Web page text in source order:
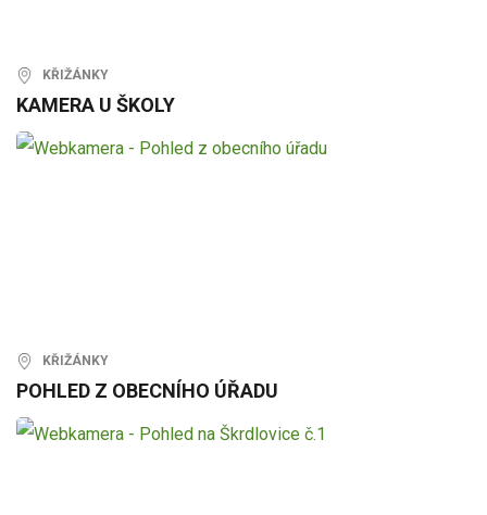
KŘIŽÁNKY
KAMERA U ŠKOLY
KŘIŽÁNKY
POHLED Z OBECNÍHO ÚŘADU